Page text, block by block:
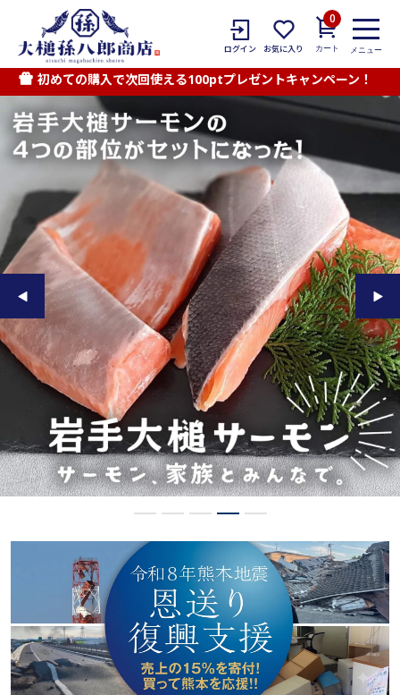
ログイン お気に入り
0
カート メニュー
初めての購入で次回使える100ptプレゼントキャンペーン！